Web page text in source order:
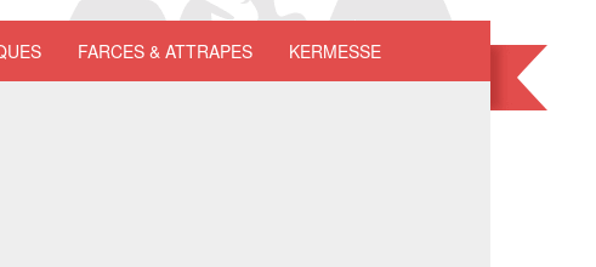
FARCES & ATTRAPES KERMESSE